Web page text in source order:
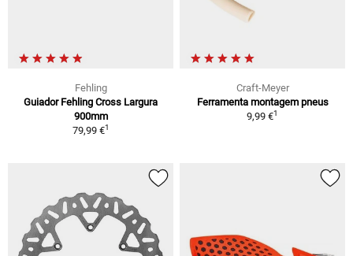
Fehling
Guiador Fehling Cross Largura
900mm
79,99 €1
Craft-Meyer
Ferramenta montagem pneus
9,99 €1